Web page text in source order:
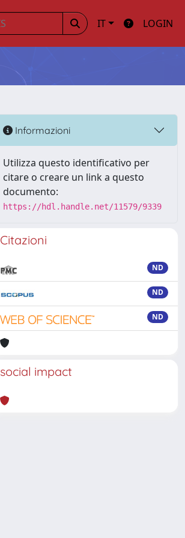
IT LOGIN
Informazioni
Utilizza questo identificativo per
citare o creare un link a questo
documento:
https://hdl.handle.net/11579/9339
Citazioni
ND
ND
ND
social impact